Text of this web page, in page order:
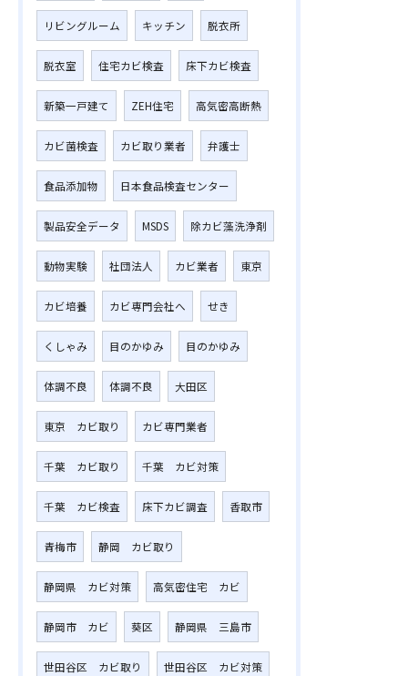
リビングルーム キッチン 脱衣所
脱衣室 住宅カビ検査 床下カビ検査
新築一戸建て ZEH住宅 高気密高断熱
カビ菌検査 カビ取り業者 弁護士
食品添加物 日本食品検査センター
製品安全データ MSDS 除カビ藻洗浄剤
動物実験 社団法人 カビ業者 東京
カビ培養 カビ専門会社へ せき
くしゃみ 目のかゆみ 目のかゆみ
体調不良 体調不良 大田区
東京 カビ取り カビ専門業者
千葉 カビ取り 千葉 カビ対策
千葉 カビ検査 床下カビ調査 香取市
青梅市 静岡 カビ取り
静岡県 カビ対策 高気密住宅 カビ
静岡市 カビ 葵区 静岡県 三島市
世田谷区 カビ取り 世田谷区 カビ対策